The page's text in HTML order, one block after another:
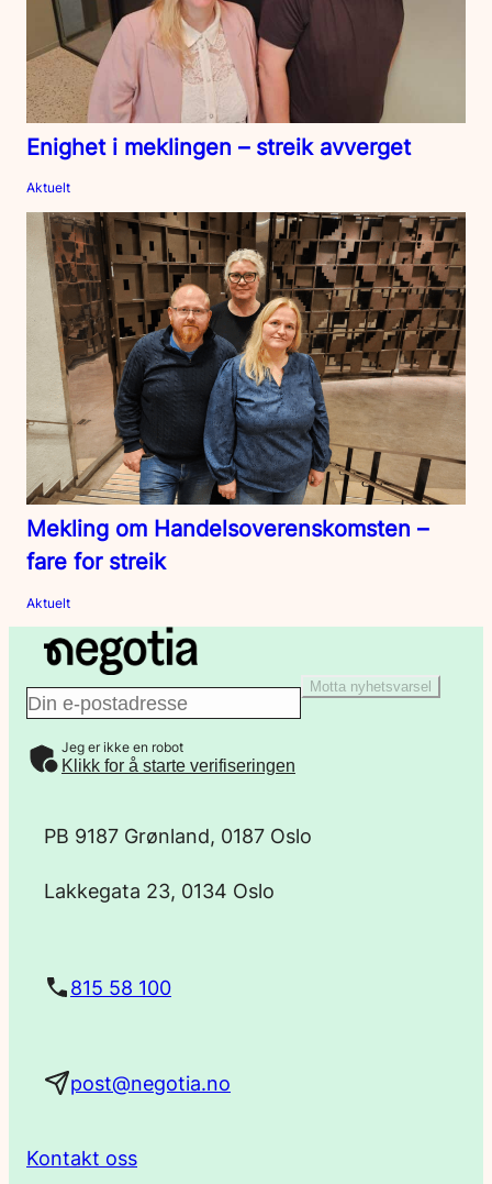
Enighet i meklingen – streik avverget
Aktuelt
Mekling om Handelsoverenskomsten –
fare for streik
Aktuelt
E
-
Motta nyhetsvarsel
Jeg er ikke en robot
Klikk for å starte verifiseringen
PB 9187 Grønland, 0187 Oslo
Lakkegata 23, 0134 Oslo
815 58 100
post@negotia.no
Kontakt oss